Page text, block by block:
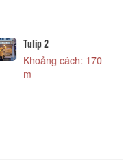
Tulip 2
Khoảng cách: 170
m